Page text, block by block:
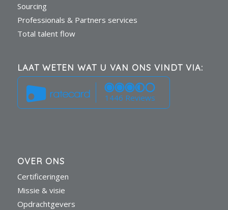
Sourcing
Professionals & Partners services
Total talent flow
LAAT WETEN WAT U VAN ONS VINDT VIA:
1446 Reviews
OVER ONS
Certificeringen
Missie & visie
Opdrachtgevers